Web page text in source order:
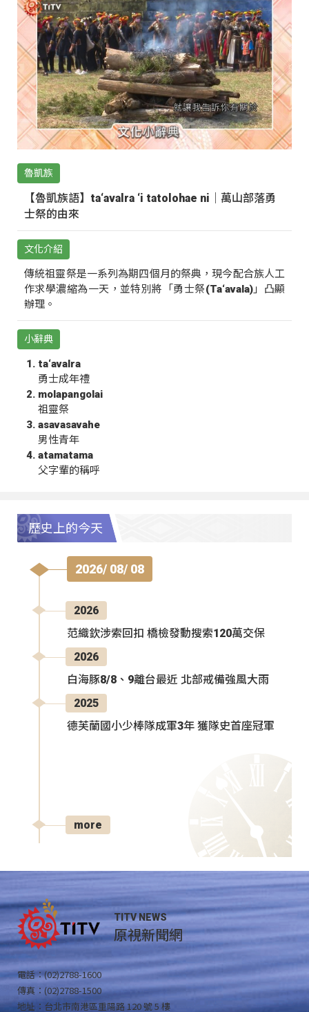
魯凱族
【魯凱族語】ta‘avalra ‘i tatolohae ni｜萬山部落勇
士祭的由來
文化介紹
傳統祖靈祭是一系列為期四個月的祭典，現今配合族人工
作求學濃縮為一天，並特別將「勇士祭(Ta‘avala)」凸顯
辦理。
小辭典
ta‘avalra
勇士成年禮
molapangolai
祖靈祭
asavasavahe
男性青年
atamatama
父字輩的稱呼
歷史上的今天
2026/ 08/ 08
2026
范織欽涉索回扣 橋檢發動搜索120萬交保
2026
白海豚8/8、9離台最近 北部戒備強風大雨
2025
德芙蘭國小少棒隊成軍3年 獲隊史首座冠軍
more
TITV NEWS
原視新聞網
電話：(02)2788-1600
傳真：(02)2788-1500
地址：台北市南港區重陽路 120 號 5 樓